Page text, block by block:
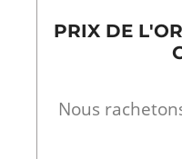
PRIX DE
Nous